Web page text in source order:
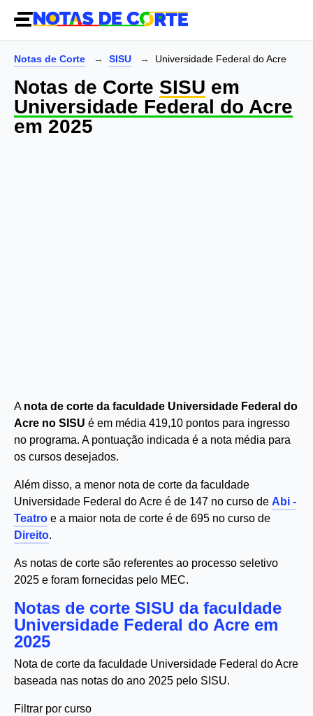
Notas de Corte SISU Universidade Federal do Acre
Notas de Corte SISU em
Universidade Federal do Acre
em 2025
A nota de corte da faculdade Universidade Federal do
Acre no SISU é em média 419,10 pontos para ingresso
no programa. A pontuação indicada é a nota média para
os cursos desejados.
Além disso, a menor nota de corte da faculdade
Universidade Federal do Acre é de 147 no curso de Abi -
Teatro e a maior nota de corte é de 695 no curso de
Direito.
As notas de corte são referentes ao processo seletivo
2025 e foram fornecidas pelo MEC.
Notas de corte SISU da faculdade
Universidade Federal do Acre em
2025
Nota de corte da faculdade Universidade Federal do Acre
baseada nas notas do ano 2025 pelo SISU.
Filtrar por curso